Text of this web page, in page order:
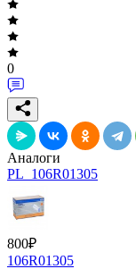
0
Аналоги
PL_106R01305
800₽
106R01305